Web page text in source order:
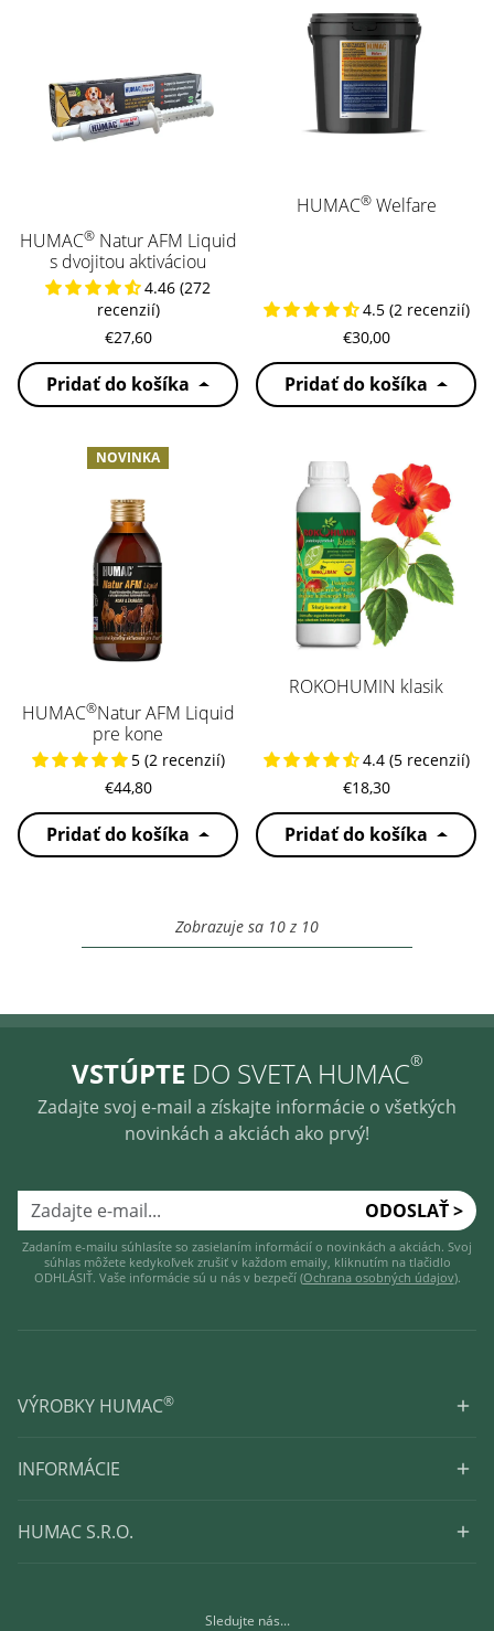
HUMAC®Natur AFM Liquid
s dvojitou aktiváciou
4.46 (272
recenzií)
€27,60
Pridať do košíka
HUMAC®Welfare
4.5 (2 recenzií)
€30,00
Pridať do košíka
NOVINKA
HUMAC®Natur AFM Liquid
pre kone
5 (2 recenzií)
€44,80
Pridať do košíka
ROKOHUMIN klasik
4.4 (5 recenzií)
€18,30
Pridať do košíka
Zobrazuje sa 10 z 10
VSTÚPTE DO SVETA HUMAC®
Zadajte svoj e-mail a získajte informácie o všetkých
novinkách a akciách ako prvý!
ODOSLAŤ >
Zadaním e-mailu súhlasíte so zasielaním informácií o novinkách a akciách. Svoj
súhlas môžete kedykoľvek zrušiť v každom emaily, kliknutím na tlačidlo
ODHLÁSIŤ. Vaše informácie sú u nás v bezpečí (Ochrana osobných údajov).
VÝROBKY HUMAC®
INFORMÁCIE
HUMAC S.R.O.
Sledujte nás...